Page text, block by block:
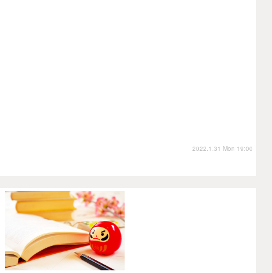
2022.1.31 Mon 19:00